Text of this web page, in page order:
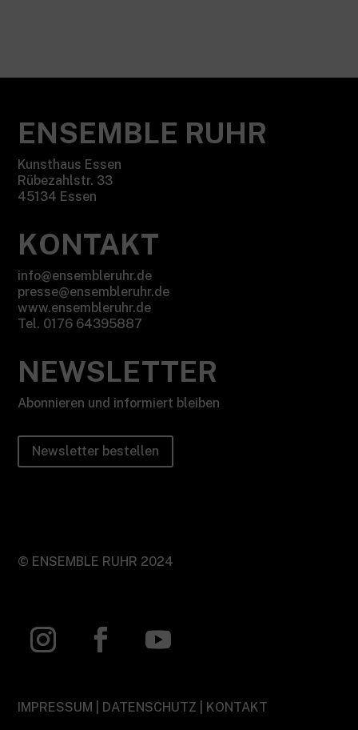
ENSEMBLE RUHR
Kunsthaus Essen
Rübezahlstr. 33
45134 Essen
KONTAKT
info@ensembleruhr.de
presse@ensembleruhr.de
www.ensembleruhr.de
Tel. 0176 64395887
NEWSLETTER
Abonnieren und informiert bleiben
Newsletter bestellen
© ENSEMBLE RUHR 2024
IMPRESSUM DATENSCHUTZ KONTAKT